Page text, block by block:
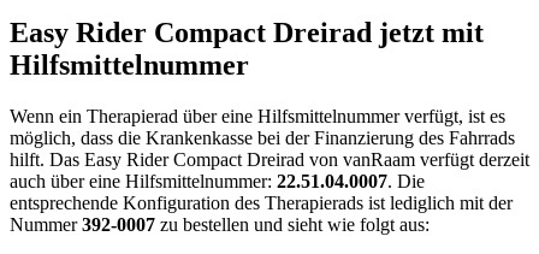
Easy Rider Compact Dreirad jetzt mit
Hilfsmittelnummer
Wenn ein Therapierad über eine Hilfsmittelnummer verfügt, ist es
möglich, dass die Krankenkasse bei der Finanzierung des Fahrrads
hilft. Das Easy Rider Compact Dreirad von vanRaam verfügt derzeit
auch über eine Hilfsmittelnummer: 22.51.04.0007. Die
entsprechende Konfiguration des Therapierads ist lediglich mit der
Nummer392-0007 zu bestellen und sieht wie folgt aus: